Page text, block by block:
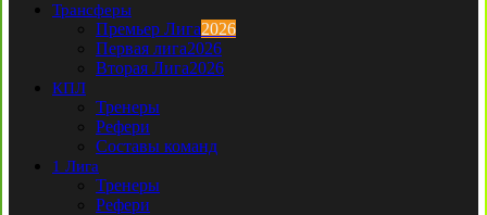
Трансферы
Премьер Лига2026
Первая лига2026
Вторая Лига2026
КПЛ
Тренеры
Рефери
Составы команд
1 Лига
Тренеры
Рефери